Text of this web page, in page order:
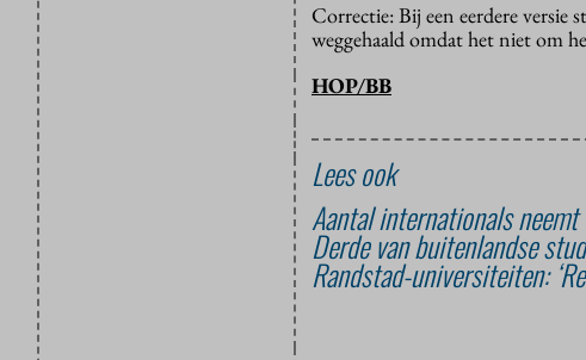
Correctie: Bij een eerdere versie
weggehaald omdat het niet om
HOP/BB
Lees ook
Aantal internationals
Derde van buitenlandse
Randstad-universiteiten: